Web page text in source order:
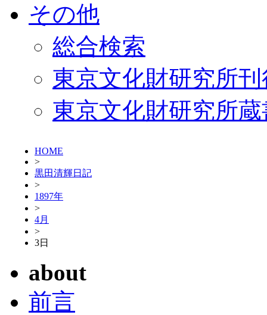
その他
総合検索
東京文化財研究所
東京文化財研究所
HOME
>
黒田清輝日記
>
1897年
>
4月
>
3日
about
前言